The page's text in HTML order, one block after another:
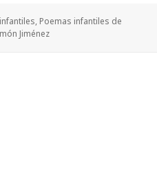
, Poemas infantiles de
Jiménez